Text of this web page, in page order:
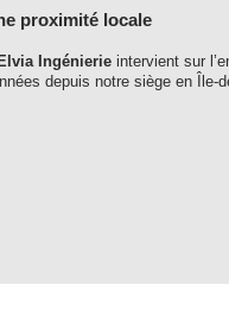
proximité locale
Elvia Ingénierieintervient sur
depuis notre siège en Île-